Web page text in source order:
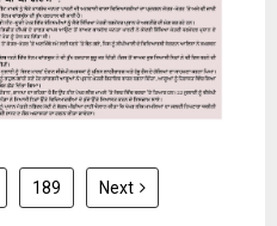
189 Next